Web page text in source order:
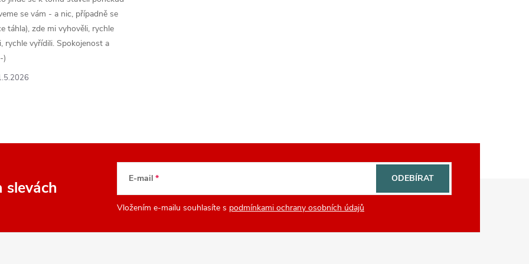
se vám - a nic, případně se
táhla), zde mi vyhověli, rychle
rychle vyřídili. Spokojenost a
)
slevách E-mail
Vložením e-mailu souhlasíte s podmínkami ochrany osobních údajů
ODEBÍRAT